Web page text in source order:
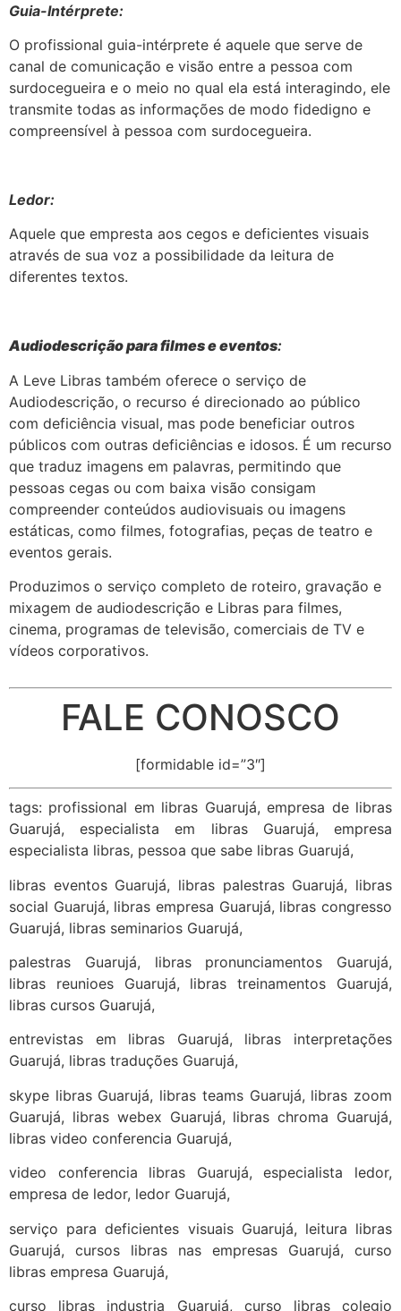
Guia-Intérprete:
O profissional guia-intérprete é aquele que serve de
canal de comunicação e visão entre a pessoa com
surdocegueira e o meio no qual ela está interagindo, ele
transmite todas as informações de modo fidedigno e
compreensível à pessoa com surdocegueira.
Ledor:
Aquele que empresta aos cegos e deficientes visuais
através de sua voz a possibilidade da leitura de
diferentes textos.
Audiodescrição para filmes e eventos:
A Leve Libras também oferece o serviço de
Audiodescrição, o recurso é direcionado ao público
com deficiência visual, mas pode beneficiar outros
públicos com outras deficiências e idosos. É um recurso
que traduz imagens em palavras, permitindo que
pessoas cegas ou com baixa visão consigam
compreender conteúdos audiovisuais ou imagens
estáticas, como filmes, fotografias, peças de teatro e
eventos gerais.
Produzimos o serviço completo de roteiro, gravação e
mixagem de audiodescrição e Libras para filmes,
cinema, programas de televisão, comerciais de TV e
vídeos corporativos.
FALE CONOSCO
[formidable id=”3″]
tags: profissional em libras Guarujá, empresa de libras
Guarujá, especialista em libras Guarujá, empresa
especialista libras, pessoa que sabe libras Guarujá,
libras eventos Guarujá, libras palestras Guarujá, libras
social Guarujá, libras empresa Guarujá, libras congresso
Guarujá, libras seminarios Guarujá,
palestras Guarujá, libras pronunciamentos Guarujá,
libras reunioes Guarujá, libras treinamentos Guarujá,
libras cursos Guarujá,
entrevistas em libras Guarujá, libras interpretações
Guarujá, libras traduções Guarujá,
skype libras Guarujá, libras teams Guarujá, libras zoom
Guarujá, libras webex Guarujá, libras chroma Guarujá,
libras video conferencia Guarujá,
video conferencia libras Guarujá, especialista ledor,
empresa de ledor, ledor Guarujá,
serviço para deficientes visuais Guarujá, leitura libras
Guarujá, cursos libras nas empresas Guarujá, curso
libras empresa Guarujá,
curso libras industria Guarujá, curso libras colegio